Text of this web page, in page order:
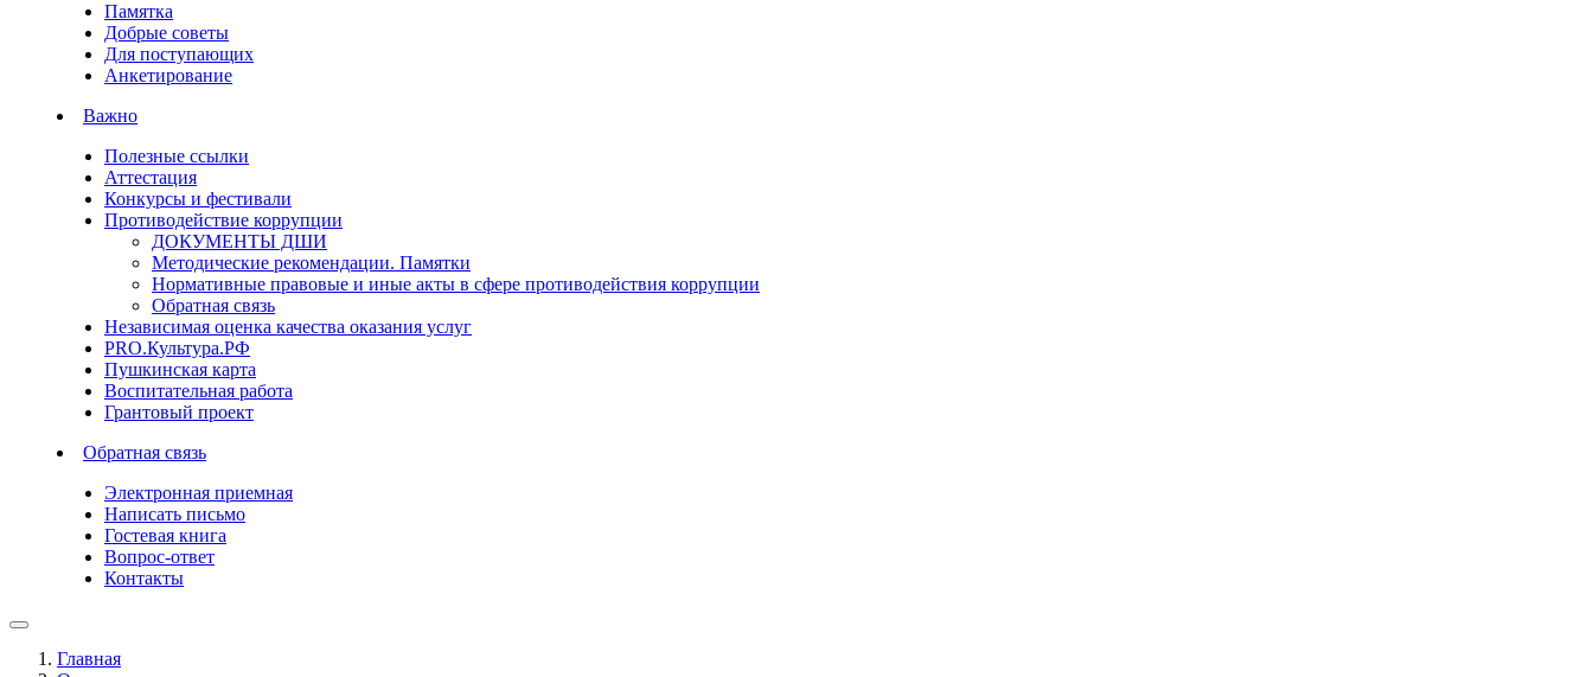
Памятка
Добрые советы
Для поступающих
Анкетирование
Важно
Полезные ссылки
Аттестация
Конкурсы и фестивали
Противодействие коррупции
ДОКУМЕНТЫ ДШИ
Методические рекомендации. Памятки
Нормативные правовые и иные акты в сфере противодействия коррупции
Обратная связь
Независимая оценка качества оказания услуг
PRO.Культура.РФ
Пушкинская карта
Воспитательная работа
Грантовый проект
Обратная связь
Электронная приемная
Написать письмо
Гостевая книга
Вопрос-ответ
Контакты
Главная